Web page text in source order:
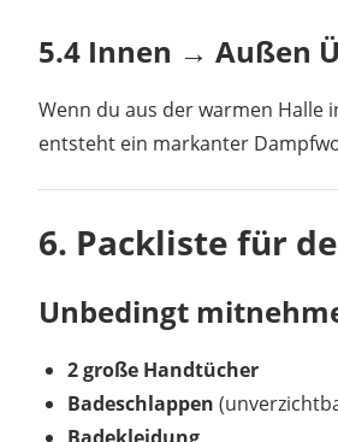
5.4 Innen → Außen
Wenn du aus der warmen Halle
entsteht ein markanter
6. Packliste für
Unbedingt
2 große Handtücher
Badeschlappen